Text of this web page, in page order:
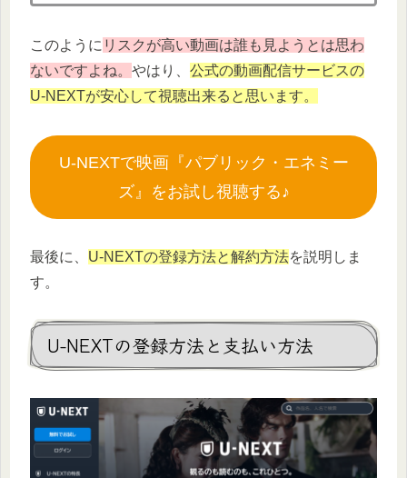
このように リスクが高い動画は誰も見ようとは思わ
ないですよね。 やはり、 公式の動画配信サービスの
U-NEXTが安心して視聴出来ると思います。
U-NEXTで映画『パブリック・エネミー
ズ』をお試し視聴する♪
最後に、 U-NEXTの登録方法と解約方法を説明しま
す。
U-NEXTの登録方法と支払い方法